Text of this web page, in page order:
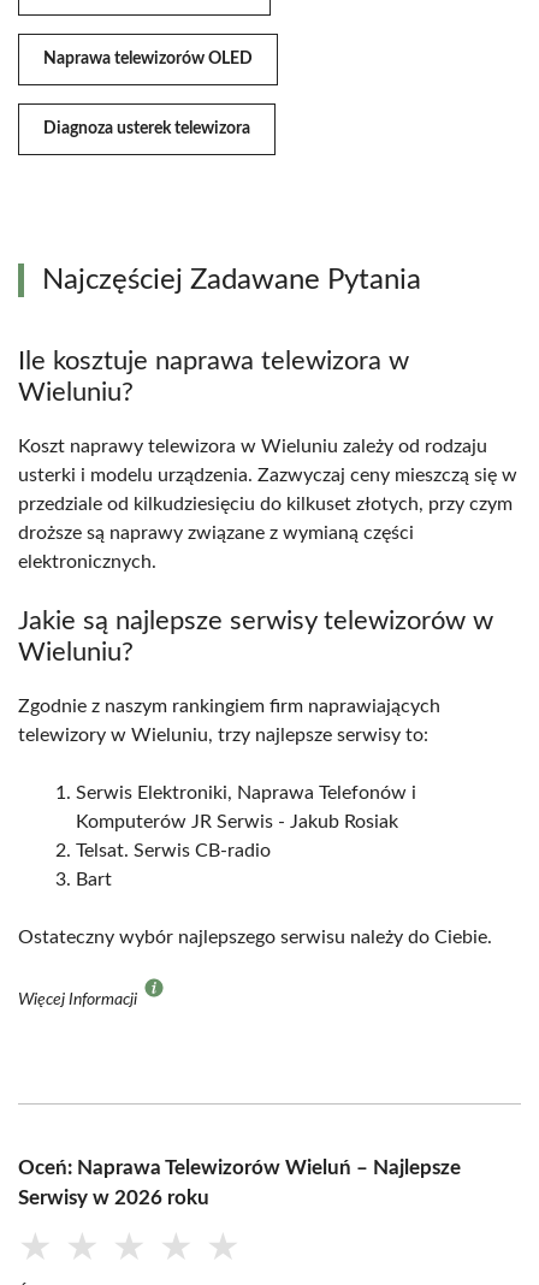
Naprawa telewizorów OLED
Diagnoza usterek telewizora
Najczęściej Zadawane Pytania
Ile kosztuje naprawa telewizora w
Wieluniu?
Koszt naprawy telewizora w Wieluniu zależy od rodzaju
usterki i modelu urządzenia. Zazwyczaj ceny mieszczą się w
przedziale od kilkudziesięciu do kilkuset złotych, przy czym
droższe są naprawy związane z wymianą części
elektronicznych.
Jakie są najlepsze serwisy telewizorów w
Wieluniu?
Zgodnie z naszym rankingiem firm naprawiających
telewizory w Wieluniu, trzy najlepsze serwisy to:
Serwis Elektroniki, Naprawa Telefonów i
Komputerów JR Serwis - Jakub Rosiak
Telsat. Serwis CB-radio
Bart
Ostateczny wybór najlepszego serwisu należy do Ciebie.
Więcej Informacji
Oceń: Naprawa Telewizorów Wieluń – Najlepsze
Serwisy w 2026 roku
★ ★ ★ ★ ★